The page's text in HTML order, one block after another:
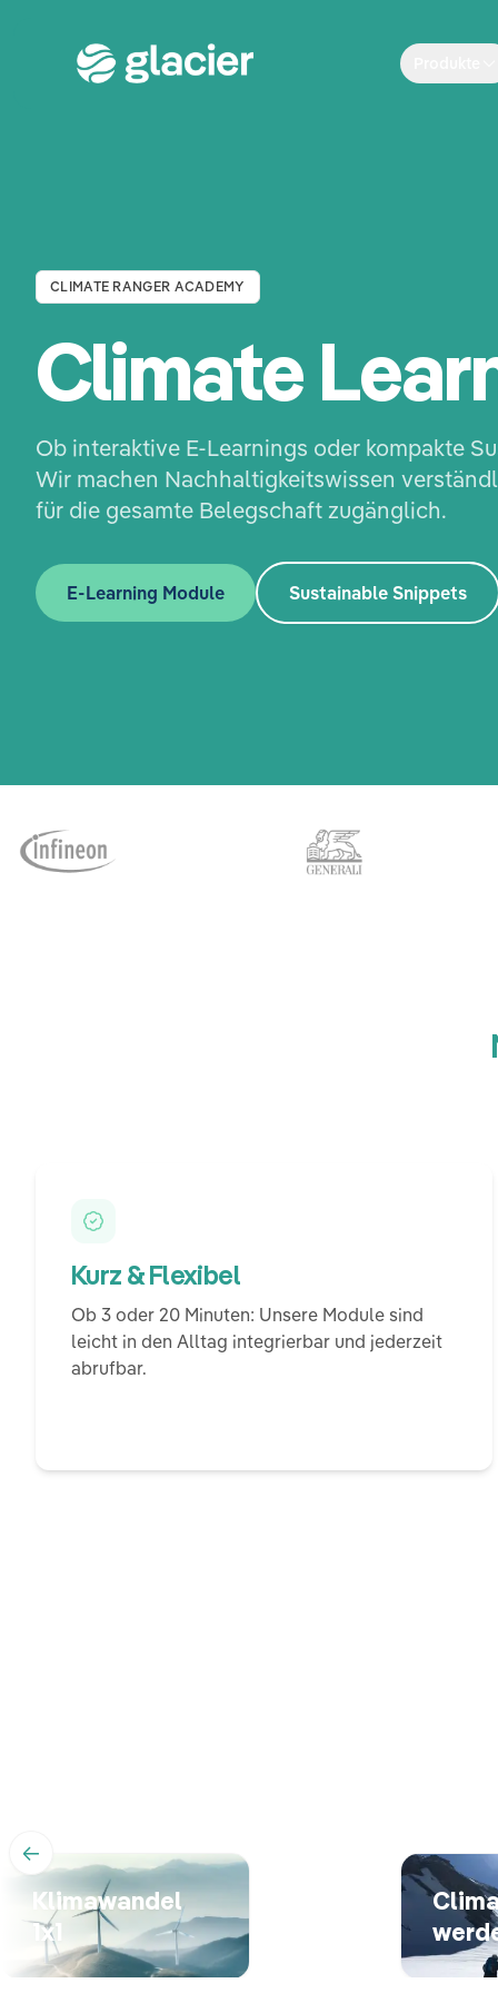
CLIMATE RANGER ACADEMY
Climate
Ob interaktive E-Learnings oder kompakte
Wir machen Nachhaltigkeitswissen
für die gesamte Belegschaft zugänglich.
E-Learning Module Sustainable Snippets
Kurz & Flexibel
Ob 3 oder 20 Minuten: Unsere Module sind
leicht in den Alltag integrierbar und jederzeit
abrufbar.
Klimawandel
1x1
←